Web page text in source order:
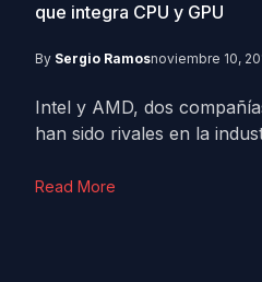
que integra CPU y GPU
By Sergio Ramosnoviembre 10,
Intel y AMD, dos
han sido rivales en la
Read More